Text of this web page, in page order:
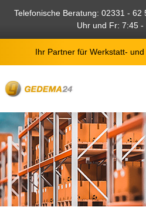
springen
Telefonische Beratung: 02331 -
Uhr und Fr: 7:45 -
Ihr Partner für Werkstatt-